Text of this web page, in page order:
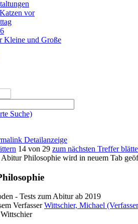
vor
Kleine und Große
Suche)
Detailanzeige
14 von 29 zum nächsten Treffer
wird in neuem Tab
- Tests zum Abitur ab 2019
Verfasser Wittschier, Michael